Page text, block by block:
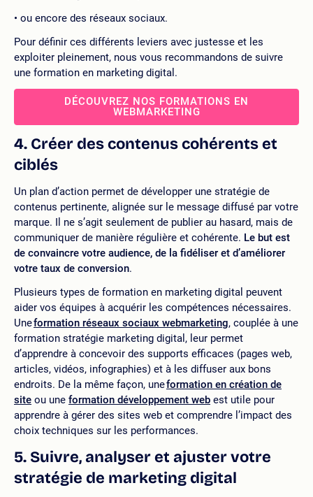
ou encore des réseaux sociaux.
Pour définir ces différents leviers avec justesse et les
exploiter pleinement, nous vous recommandons de suivre
une formation en marketing digital.
DÉCOUVREZ NOS FORMATIONS EN
WEBMARKETING
4. Créer des contenus cohérents et
ciblés
Un plan d’action permet de développer une stratégie de
contenus pertinente, alignée sur le message diffusé par votre
marque. Il ne s’agit seulement de publier au hasard, mais de
communiquer de manière régulière et cohérente. Le but est
de convaincre votre audience, de la fidéliser et d’améliorer
votre taux de conversion.
Plusieurs types de formation en marketing digital peuvent
aider vos équipes à acquérir les compétences nécessaires.
Uneformation réseaux sociaux webmarketing, couplée à une
formation stratégie marketing digital, leur permet
d’apprendre à concevoir des supports efficaces (pages web,
articles, vidéos, infographies) et à les diffuser aux bons
endroits. De la même façon, uneformation en création de
site ou une formation développement web est utile pour
apprendre à gérer des sites web et comprendre l’impact des
choix techniques sur les performances.
5. Suivre, analyser et ajuster votre
stratégie de marketing digital